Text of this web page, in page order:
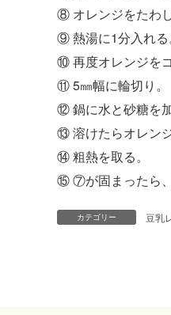
⑧ オレンジをたわ
⑨ 熱湯に1分入れる
⑩ 再度オレンジを
⑪ 5㎜幅に輪切り。
⑫ 鍋に水と砂糖を
⑬ 溶けたらオレン
⑭ 粗熱を取る。
⑮ ⑦が固まったら、
カテゴリー 豆乳